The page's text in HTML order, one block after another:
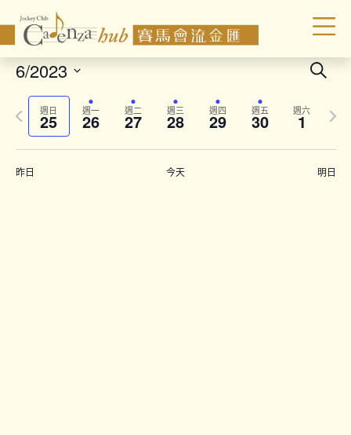
and
Search
6/2023
Select
date.週日
25 週一
26 週二
27 週三
28 週四
29 週五
30 週六
1
Previous
week
Next
昨日 今天 明日